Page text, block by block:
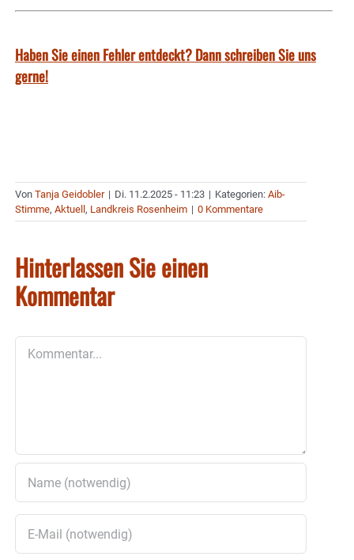
Haben Sie einen Fehler entdeckt? Dann schreiben Sie uns
gerne!
Von Tanja Geidobler | Di. 11.2.2025 - 11:23 | Kategorien: Aib-
Stimme, Aktuell , Landkreis Rosenheim | 0 Kommentare
Hinterlassen Sie einen
Kommentar